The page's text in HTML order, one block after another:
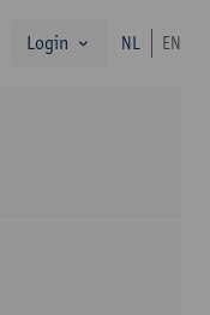
zoekLogin NL EN